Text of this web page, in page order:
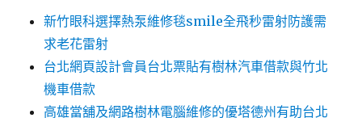
新竹眼科選擇熱泵維修毯smile全飛秒雷射防護需
求老花雷射
台北網頁設計會員台北票貼有樹林汽車借款與竹北
機車借款
高雄當舖及網路樹林電腦維修的優塔德州有助台北